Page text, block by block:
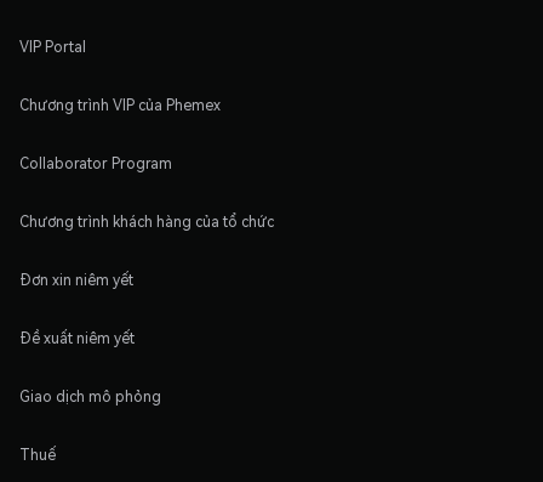
VIP Portal
Chương trình VIP của Phemex
Collaborator Program
Chương trình khách hàng của tổ chức
Đơn xin niêm yết
Đề xuất niêm yết
Giao dịch mô phỏng
Thuế